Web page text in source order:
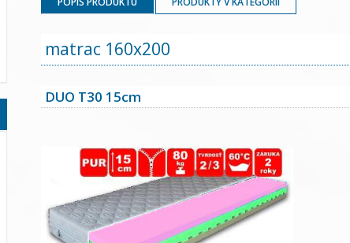
matrac 160x200
DUO T30 15cm